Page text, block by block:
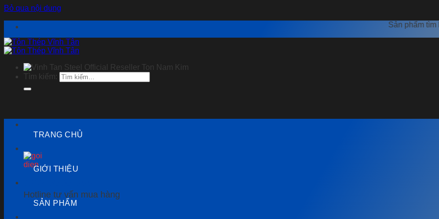
Bỏ qua nội dung
Sản phẩm tìm kiếm nổi
Tìm kiếm:
Hotline tư vấn mua hàng
TRANG CHỦ
GIỚI THIỆU
SẢN PHẨM